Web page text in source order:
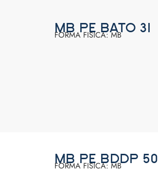
MB PE BATO 31
FORMA FISICA: MB
MB PE BDDP 50
FORMA FISICA: MB